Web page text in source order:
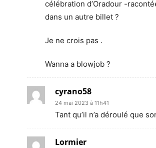
célébration d’Oradour -
dans un autre billet ?
Je ne crois pas .
Wanna a blowjob ?
cyrano58
24 mai 2023 à 11h41
Tant qu’il n’a déroulé que
Lormier